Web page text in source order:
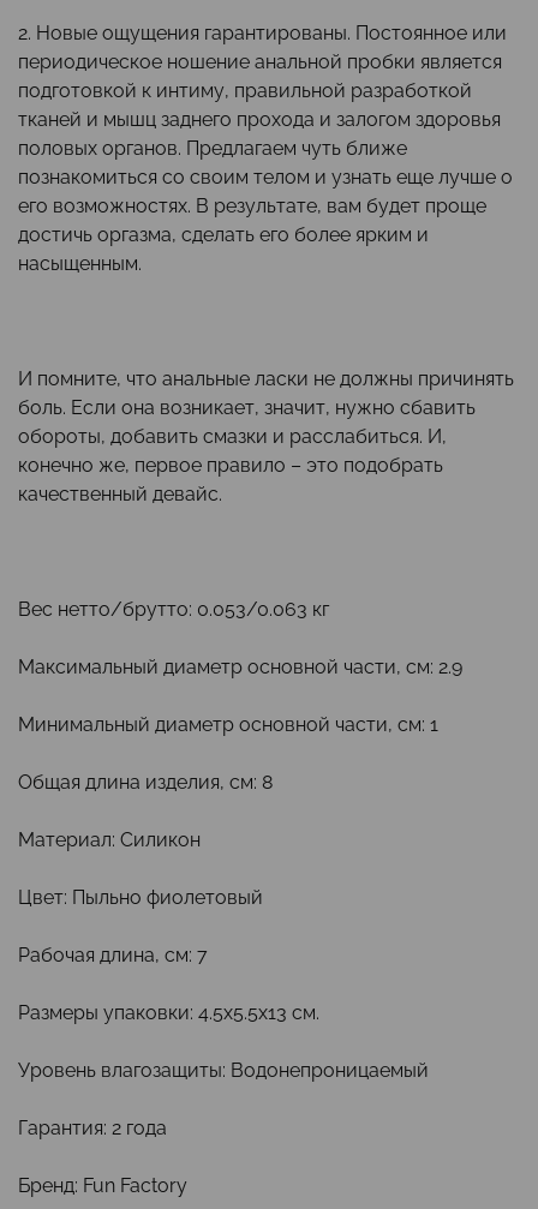
2. Новые ощущения гарантированы. Постоянное или
периодическое ношение анальной пробки является
подготовкой к интиму, правильной разработкой
тканей и мышц заднего прохода и залогом здоровья
половых органов. Предлагаем чуть ближе
познакомиться со своим телом и узнать еще лучше о
его возможностях. В результате, вам будет проще
достичь оргазма, сделать его более ярким и
насыщенным.
И помните, что анальные ласки не должны причинять
боль. Если она возникает, значит, нужно сбавить
обороты, добавить смазки и расслабиться. И,
конечно же, первое правило – это подобрать
качественный девайс.
Вес нетто/брутто: 0.053/0.063 кг
Максимальный диаметр основной части, см: 2.9
Минимальный диаметр основной части, см: 1
Общая длина изделия, см: 8
Материал: Силикон
Цвет: Пыльно фиолетовый
Рабочая длина, см: 7
Размеры упаковки: 4.5x5.5x13 см.
Уровень влагозащиты: Водонепроницаемый
Гарантия: 2 года
Бренд: Fun Factory